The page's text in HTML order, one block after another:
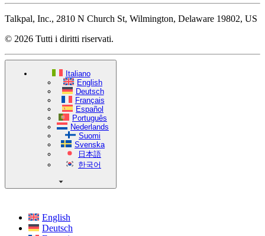
Talkpal, Inc., 2810 N Church St, Wilmington, Delaware 19802, US
© 2026 Tutti i diritti riservati.
Italiano
English
Deutsch
Français
Español
Português
Nederlands
Suomi
Svenska
日本語
한국어
English
Deutsch